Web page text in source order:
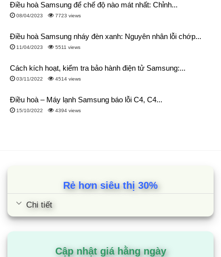
Điều hoà Samsung để chế độ nào mát nhất: Chỉnh...
08/04/2023 7723 views
Điều hoà Samsung nháy đèn xanh: Nguyên nhân lỗi chớp...
11/04/2023 5511 views
Cách kích hoạt, kiểm tra bảo hành điện tử Samsung:...
03/11/2022 4514 views
Điều hoà – Máy lạnh Samsung báo lỗi C4, C4...
15/10/2022 4394 views
Rẻ hơn siêu thị 30%
Chi tiết
Cập nhật giá hằng ngày